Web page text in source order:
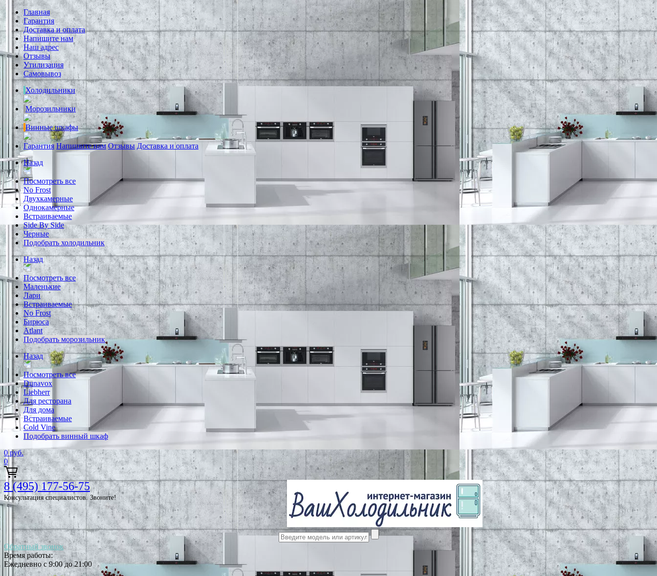
Главная
Гарантия
Доставка и оплата
Напишите нам
Наш адрес
Отзывы
Утилизация
Самовывоз
Холодильники
Морозильники
Винные шкафы
Гарантия Напишите нам Отзывы Доставка и оплата
Назад
Посмотреть все
No Frost
Двухкамерные
Однокамерные
Встраиваемые
Side By Side
Черные
Подобрать холодильник
Назад
Посмотреть все
Маленькие
Лари
Встраиваемые
No Frost
Бирюса
Atlant
Подобрать морозильник
Назад
Посмотреть все
Dunavox
Liebherr
Для ресторана
Для дома
Встраиваемые
Cold Vine
Подобрать винный шкаф
0 руб.
0
8 (495) 177-56-75
Консультация специалистов. Звоните!
Обратный звонок
Время работы:
Ежедневно с 9:00 до 21:00